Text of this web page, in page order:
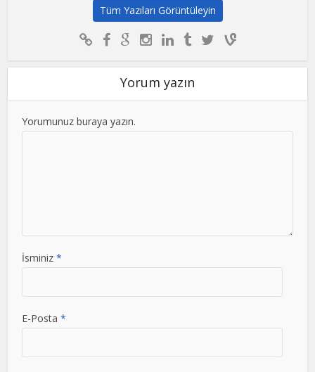
Tüm Yazıları Görüntüleyin
Yorum yazın
Yorumunuz buraya yazın.
İsminiz *
E-Posta *